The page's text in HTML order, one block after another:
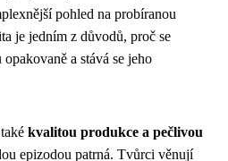
pohled na probíranou
je jedním z důvodů, proč se
a stává se jeho
kvalitou produkce a pečlivou
epizodou patrná. Tvůrci věnují